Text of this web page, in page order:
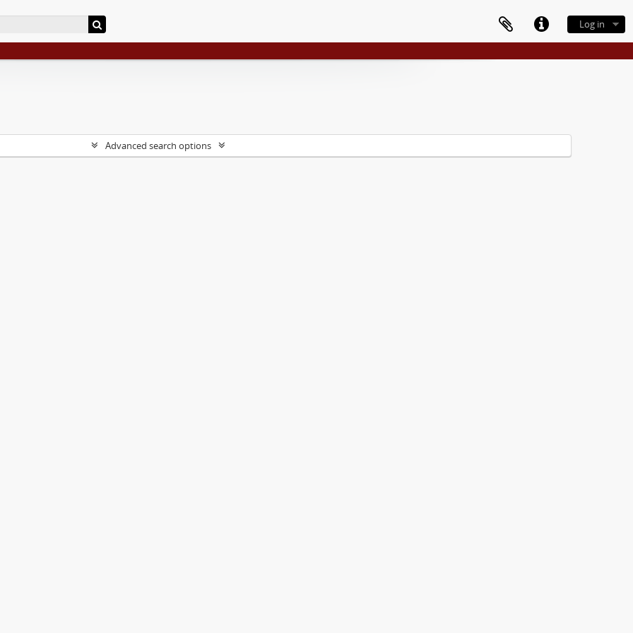
Log in
Advanced search options